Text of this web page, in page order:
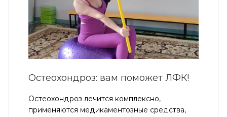
Остеохондроз: вам поможет ЛФК!
Остеохондроз лечится комплексно,
применяются медикаментозные средства,